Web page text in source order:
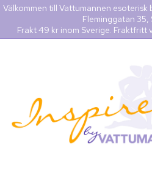
Välkommen till Vattumannen esoterisk
Fleminggatan 35,
Frakt 49 kr inom Sverige. Fraktfritt